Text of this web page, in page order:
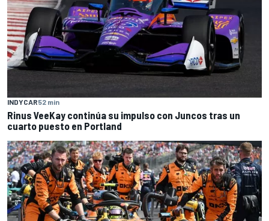
INDYCAR52 min
Rinus VeeKay continúa su impulso con Juncos tras un
cuarto puesto en Portland